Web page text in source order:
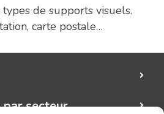
de supports visuels.
carte postale…
secteur